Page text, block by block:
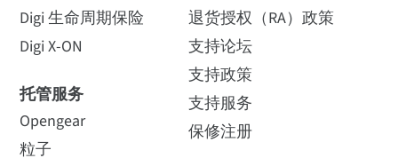
Digi 生命周期保险
Digi X-ON
托管服务
Opengear
粒子
退货授权（RA）政策
支持论坛
支持政策
支持服务
保修注册